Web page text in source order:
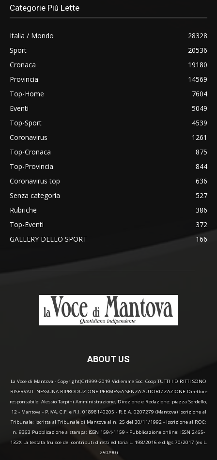
Categorie Più Lette
Italia / Mondo
28328
Sport
20536
Cronaca
19180
Provincia
14569
Top-Home
7604
Eventi
5049
Top-Sport
4539
Coronavirus
1261
Top-Cronaca
875
Top-Provincia
844
Coronavirus top
636
Senza categoria
527
Rubriche
386
Top-Eventi
372
GALLERY DELLO SPORT
166
ABOUT US
La Voce di Mantova - Copyright(C)1999-2019 Vidiemme Soc. Coop TUTTI I DIRITTI SONO
RISERVATI. NESSUNA RIPRODUZIONE PERMESSA SENZA AUTORIZZAZIONE Direttore
responsabile: Alessio Tarpini Amministrazione, Direzione e Redazione: piazza Sordello,
12 - Mantova - P.IVA, C.F. e R.I. 01898140205 - R.E.A. 0207279 (Mantova) iscrizione al
Tribunale: iscritta al Tribunale di Mantova al n. 25 del 30/11/1992 - iscrizione al ROC:
n. 9363 Pubblicazione a stampa: ISSN 1594-1159 - Pubblicazione online: ISSN 2465-
132X La testata fruisce dei contributi diretti editoria L. 198/2016 e d.lgs 70/2017 (ex L.
250/90)